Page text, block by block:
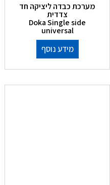
מערכת כבדה ליציקה חד
צדדית
Doka Single side
universal
מידע נוסף